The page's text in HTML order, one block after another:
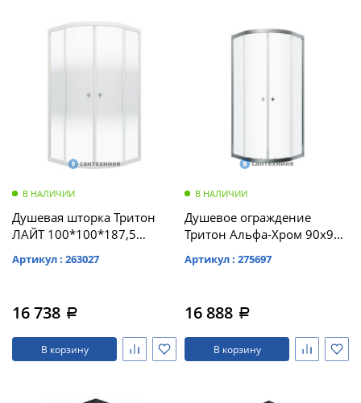
В НАЛИЧИИ
Душевая шторка Тритон
ЛАЙТ 100*100*187,5
Артикул : 263027
16 738 a
В корзину
В НАЛИЧИИ
Душевое ограждение
Тритон Альфа-Хром 90х90,
Артикул : 275697
16 888 a
В корзину